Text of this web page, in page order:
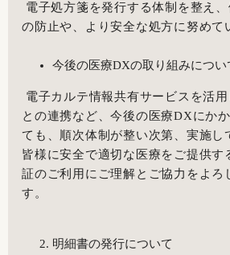
電子処方箋を発行する体制を整え
の防止や、より安全な処方に努めて
今後の医療DXの取り組みについ
電子カルテ情報共有サービスを活
との連携など、今後の医療DXにか
ても、順次体制が整い次第、実施し
皆様に安全で適切な医療をご提供す
証のご利用にご理解とご協力をよろ
す。
明細書の発行について